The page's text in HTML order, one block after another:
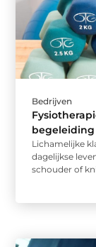
Bedrijven
Lichamelijke
dagelijkse
schouder of